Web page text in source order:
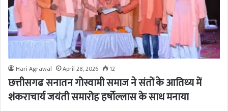
Hari Agrawal April 28, 2026 12
छत्तीसगढ सनातन गोस्वामी समाज ने संतों के आतिथ्य में
शंकराचार्य जयंती समारोह हर्षोल्लास के साथ मनाया